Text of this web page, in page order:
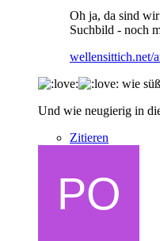
Oh ja, da sind
Suchbild - noch
wellensittich.net/
wie
Und wie neugierig in
Zitieren